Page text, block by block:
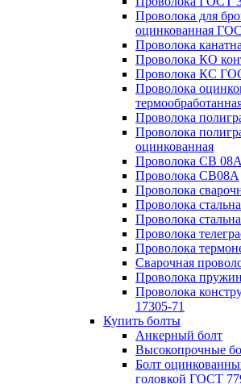
Проволока для
оцинкованная
Проволока
Проволока КО
Проволока КС
Проволока
Проволока
Проволока
оцинкованная
Проволока СВ
Проволока СВ08А
Проволока
Проволока
Проволока
Проволока
Проволока
Сварочная
Проволока
Проволока
17305-71
Купить болты
Анкерный болт
Высокопрочные
Болт
головкой ГОСТ